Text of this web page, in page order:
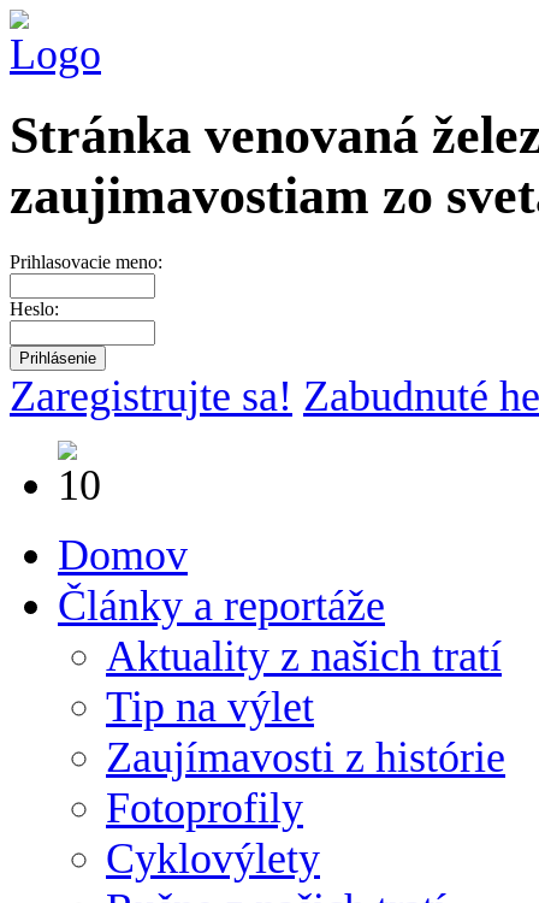
Stránka venovaná
zaujimavostiam zo
Prihlasovacie meno:
Heslo:
Zaregistrujte sa! Zabudnuté
Domov
Články a reportáže
Aktuality z našich tratí
Tip na výlet
Zaujímavosti z histórie
Fotoprofily
Cyklovýlety